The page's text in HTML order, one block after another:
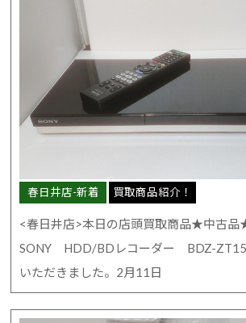
春日井店-新着 買取商品紹介！
<春日井店>本日の店頭買取商品★中古
SONY HDD/BDレコーダー BDZ-
いただきました。2月11日